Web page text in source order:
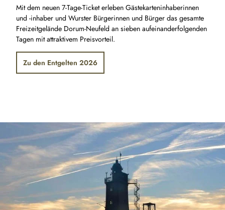
Mit dem neuen 7-Tage-Ticket erleben Gästekarteninhaberinnen
und -inhaber und Wurster Bürgerinnen und Bürger das gesamte
Freizeitgelände Dorum-Neufeld an sieben aufeinanderfolgenden
Tagen mit attraktivem Preisvorteil.
Zu den Entgelten 2026